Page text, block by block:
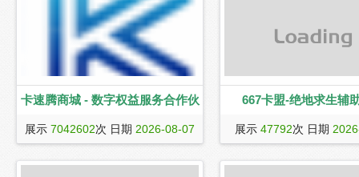
卡速腾商城 - 数字权益服务合作伙
伴
卡速腾网络是面向虚拟数字产品行业的
展示 7042602次 日期 2026-08-07
667卡盟-绝地求生辅
低价卡盟-绝地求生卡盟
展示 47792次 日期